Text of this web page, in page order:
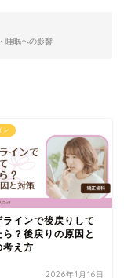
睡眠への影響
ン
ラインで後戻りして
ら？後戻りの原因と
考え方
2026年1月16日